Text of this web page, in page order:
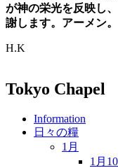
が神の栄光を反映し
謝します。アーメン。
H.K
Tokyo Chapel
Information
日々の糧
1月
1月